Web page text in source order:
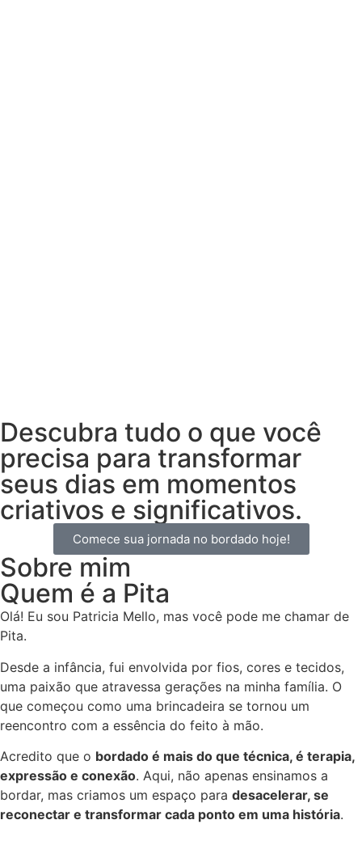
Descubra tudo o que você
precisa para transformar
seus dias em momentos
criativos e significativos.
Comece sua jornada no bordado hoje!
Sobre mim
Quem é a Pita
Olá! Eu sou Patricia Mello, mas você pode me chamar de
Pita.
Desde a infância, fui envolvida por fios, cores e tecidos,
uma paixão que atravessa gerações na minha família. O
que começou como uma brincadeira se tornou um
reencontro com a essência do feito à mão.
Acredito que o bordado é mais do que técnica, é terapia,
expressão e conexão. Aqui, não apenas ensinamos a
bordar, mas criamos um espaço para desacelerar, se
reconectar e transformar cada ponto em uma história.